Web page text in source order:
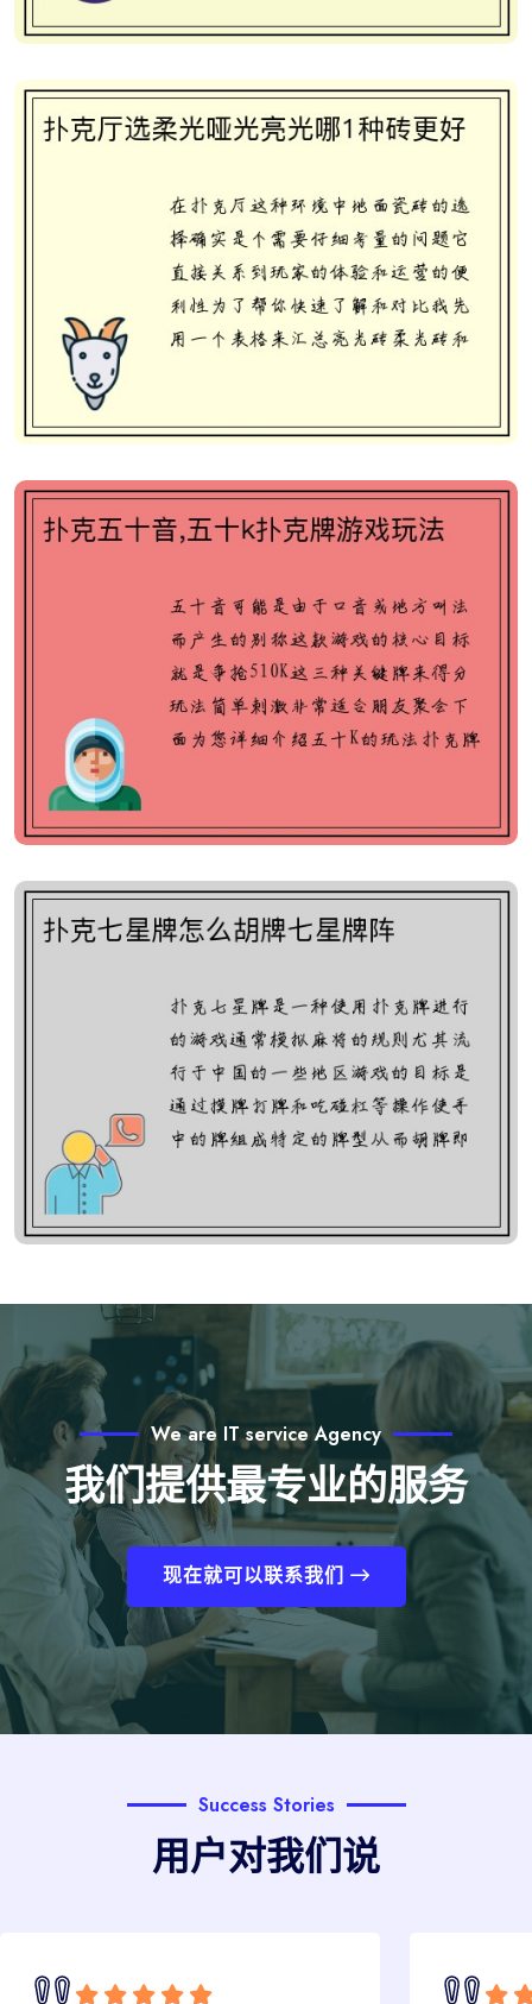
We are IT service Agency
我们提供最专业的服务
现在就可以联系我们
Success Stories
用户对我们说